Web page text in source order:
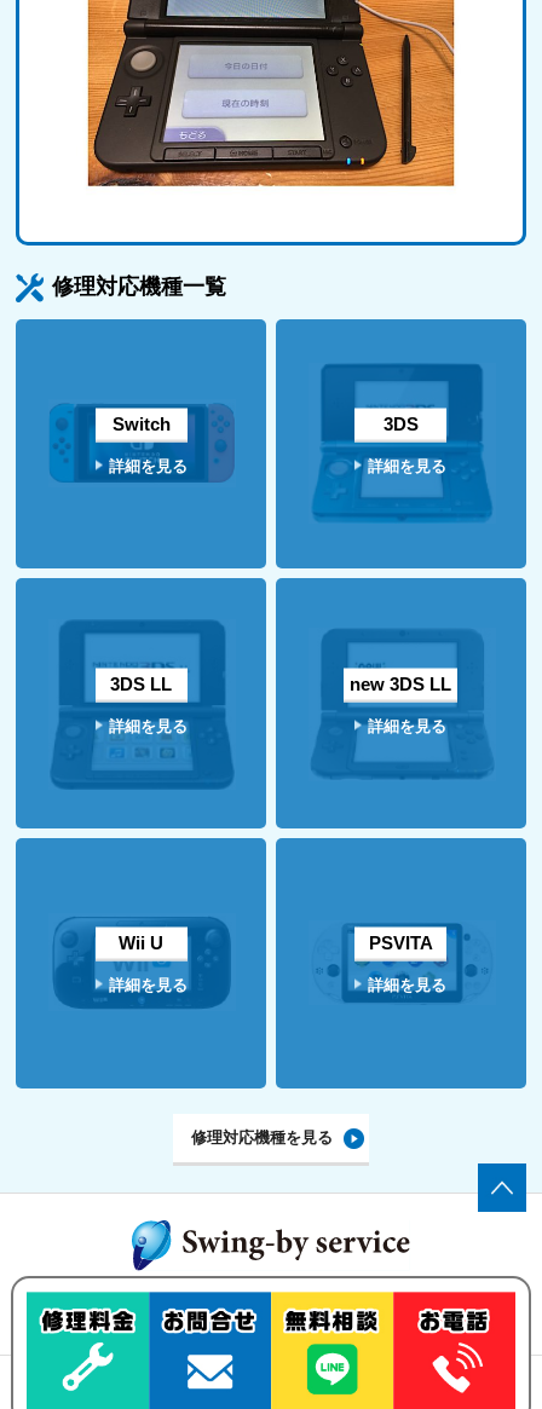
修理対応機種一覧
Switch
詳細を見る
3DS
詳細を見る
3DS LL
詳細を見る
new 3DS LL
詳細を見る
Wii U
詳細を見る
PSVITA
詳細を見る
修理対応機種を見る
ゲーム機の修理・買い取りなら、
Swing-by serviceにお任せ下さい！
買い取りについて お問い合わせ 古物営業法の規定に基づく表示